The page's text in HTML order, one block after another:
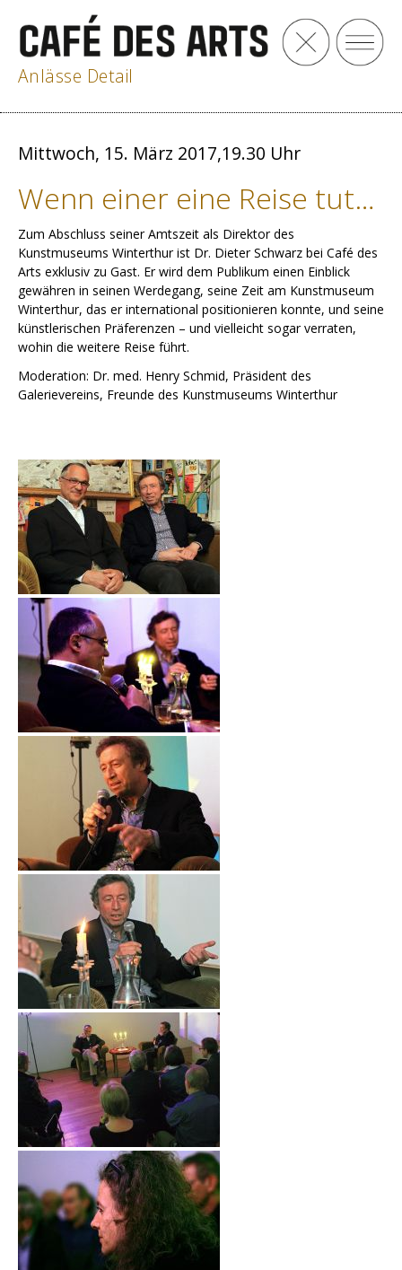
Anlässe Detail
Mittwoch, 15. März 2017,19.30 Uhr
Wenn einer eine Reise tut…
Zum Abschluss seiner Amtszeit als Direktor des
Kunstmuseums Winterthur ist Dr. Dieter Schwarz bei Café des
Arts exklusiv zu Gast. Er wird dem Publikum einen Einblick
gewähren in seinen Werdegang, seine Zeit am Kunstmuseum
Winterthur, das er international positionieren konnte, und seine
künstlerischen Präferenzen – und vielleicht sogar verraten,
wohin die weitere Reise führt.
Moderation: Dr. med. Henry Schmid, Präsident des
Galerievereins, Freunde des Kunstmuseums Winterthur